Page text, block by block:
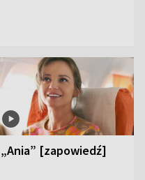
„Ania” [zapowiedź]